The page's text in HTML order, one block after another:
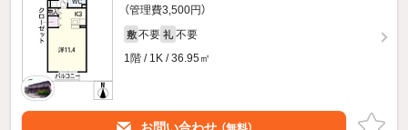
（管理費3,500円）
敷 不要 礼 不要
1階 / 1K / 36.95㎡